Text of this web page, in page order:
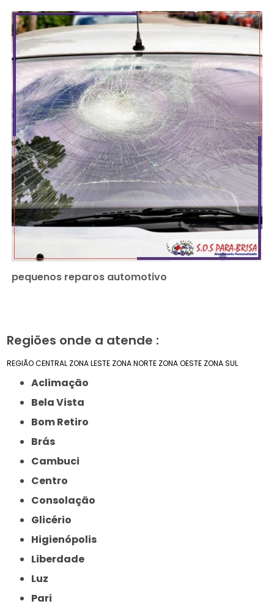
pequenos reparos automotivo
Regiões onde a atende :
REGIÃO CENTRAL ZONA LESTE ZONA NORTE ZONA OESTE ZONA SUL
Aclimação
Bela Vista
Bom Retiro
Brás
Cambuci
Centro
Consolação
Glicério
Higienópolis
Liberdade
Luz
Pari